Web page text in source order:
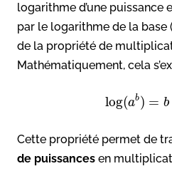
logarithme d’une puissance
par le logarithme de la base
de la propriété de
Mathématiquement, cela
log(ab) = b
Cette propriété permet de
de puissances en